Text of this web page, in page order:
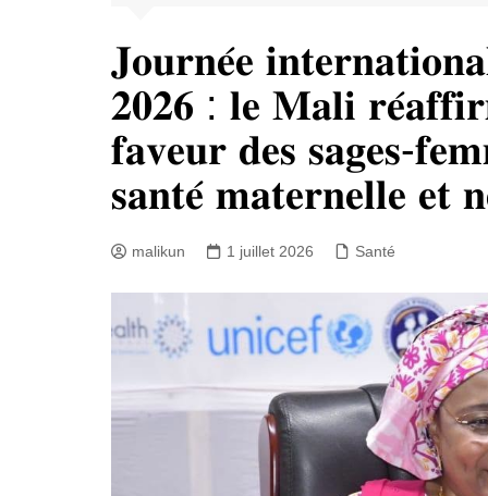
𝐉𝐨𝐮𝐫𝐧𝐞́𝐞
𝟐𝟎𝟐𝟔 : 𝐥𝐞 𝐌𝐚𝐥𝐢
𝐟𝐚𝐯𝐞𝐮𝐫 𝐝𝐞𝐬 𝐬𝐚𝐠𝐞𝐬-
𝐬𝐚𝐧𝐭𝐞́ 𝐦𝐚𝐭𝐞𝐫𝐧𝐞𝐥𝐥𝐞 𝐞𝐭
malikun 1 juillet 2026 Santé